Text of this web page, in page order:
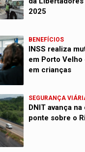
2025
BENEFÍCIOS
INSS realiza
em Porto
em crianças
SEGURANÇA
DNIT avança
ponte sobre o